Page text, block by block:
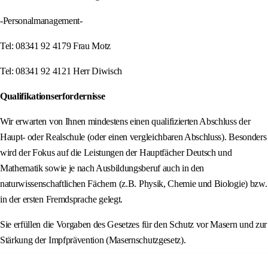
-Personalmanagement-
Tel: 08341 92 4179 Frau Motz
Tel: 08341 92 4121 Herr Diwisch
Qualifikationserfordernisse
Wir erwarten von Ihnen mindestens einen qualifizierten Abschluss der
Haupt- oder Realschule (oder einen vergleichbaren Abschluss). Besonders
wird der Fokus auf die Leistungen der Hauptfächer Deutsch und
Mathematik sowie je nach Ausbildungsberuf auch in den
naturwissenschaftlichen Fächern (z.B. Physik, Chemie und Biologie) bzw.
in der ersten Fremdsprache gelegt.
Sie erfüllen die Vorgaben des Gesetzes für den Schutz vor Masern und zur
Stärkung der Impfprävention (Masernschutzgesetz).